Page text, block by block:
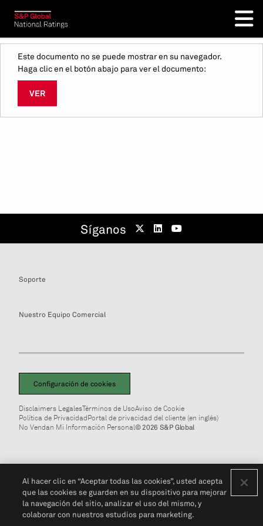
Este documento no se puede mostrar en su navegador.
Haga clic en el botón abajo para ver el documento:
VER
Síganos
Soporte
Nuestro Equipo Comercial
Configuración de cookies
Disclaimers LegalesTérminos de UsoAviso de Cookie
Política de PrivacidadPortal de privacidad del cliente (en inglés)
No Vendan Mi Información Personal© 2026 S&P Global
Al hacer clic en “Aceptar todas las cookies”, usted acepta
que las cookies se guarden en su dispositivo para mejorar
la navegación del sitio, analizar el uso del mismo, y
colaborar con nuestros estudios para marketing.